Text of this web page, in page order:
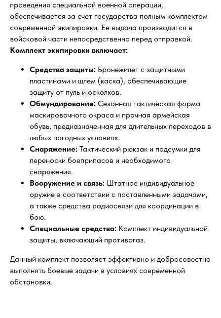
проведения специальной военной операции,
обеспечивается за счет государства полным комплектом
современной экипировки. Ее выдача производится в
войсковой части непосредственно перед отправкой.
Комплект экипировки включает:
Средства защиты: Бронежилет с защитными
пластинами и шлем (каска), обеспечивающие
защиту от пуль и осколков.
Обмундирование: Сезонная тактическая форма
маскировочного окраса и прочная армейская
обувь, предназначенная для длительных переходов в
любых погодных условиях.
Снаряжение: Тактический рюкзак и подсумки для
переноски боеприпасов и необходимого
снаряжения.
Вооружение и связь: Штатное индивидуальное
оружие в соответствии с поставленными задачами,
а также средства радиосвязи для координации в
бою.
Специальные средства: Комплект индивидуальной
защиты, включающий противогаз.
Данный комплект позволяет эффективно и добросовестно
выполнять боевые задачи в условиях современной
обстановки.